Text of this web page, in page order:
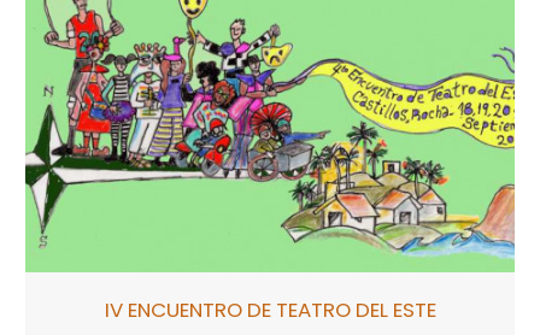
IV ENCUENTRO DE TEATRO DEL ESTE